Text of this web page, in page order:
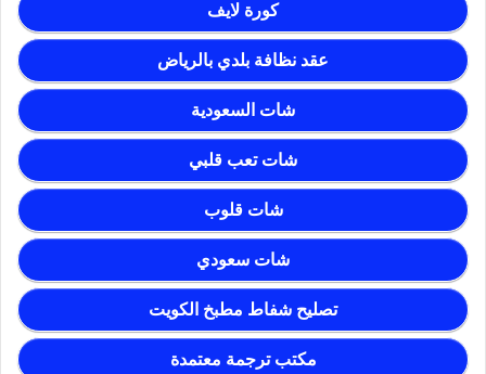
كورة لايف
عقد نظافة بلدي بالرياض
شات السعودية
شات تعب قلبي
شات قلوب
شات سعودي
تصليح شفاط مطبخ الكويت
مكتب ترجمة معتمدة